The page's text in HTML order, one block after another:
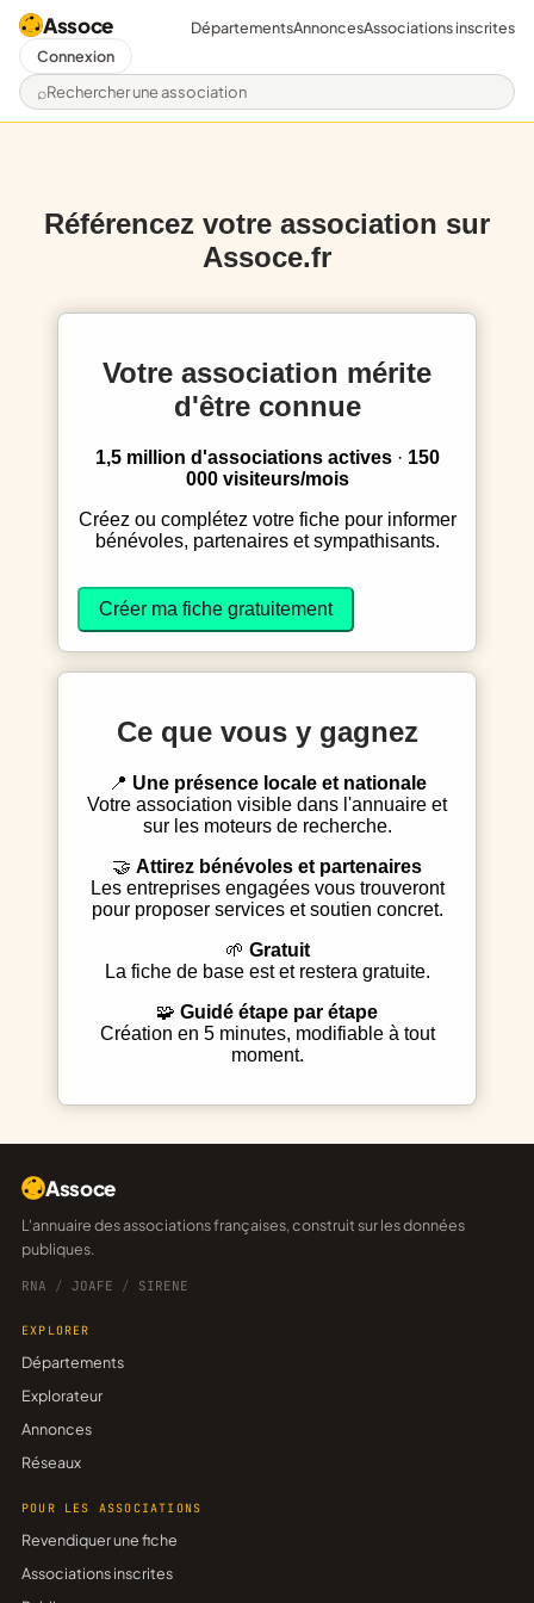
Assoce
Rechercher une association
DépartementsAnnoncesAssociations inscrites
Connexion
Référencez votre association sur
Assoce.fr
Votre association mérite
d'être connue
1,5 million d'associations actives· 150
000 visiteurs/mois
Créez ou complétez votre fiche pour informer
bénévoles, partenaires et sympathisants.
Créer ma fiche gratuitement
Ce que vous y gagnez
Une présence locale et nationale
Votre association visible dans l'annuaire et
sur les moteurs de recherche.
Attirez bénévoles et partenaires
Les entreprises engagées vous trouveront
pour proposer services et soutien concret.
Gratuit
La fiche de base est et restera gratuite.
Guidé étape par étape
Création en 5 minutes, modifiable à tout
moment.
Assoce
L'annuaire des associations françaises, construit sur les données
publiques.
RNA / JOAFE / SIRENE
EXPLORER
Départements
Explorateur
Annonces
Réseaux
POUR LES ASSOCIATIONS
Revendiquer une fiche
Associations inscrites